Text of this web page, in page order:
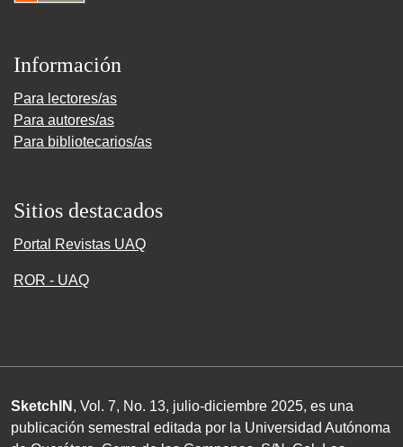
Información
Para lectores/as
Para autores/as
Para bibliotecarios/as
Sitios destacados
Portal Revistas UAQ
ROR - UAQ
SketchIN , Vol. 7, No. 13, julio-diciembre 2025, es una
publicación semestral editada por la Universidad Autónoma